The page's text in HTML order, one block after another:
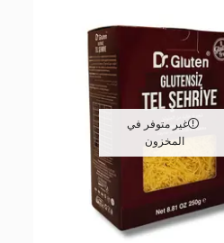
غير متوفر في
المخزون